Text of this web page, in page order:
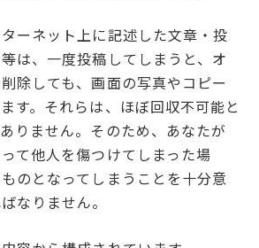
ーネット上に記述した文章・投
は、一度投稿してしまうと、オ
除しても、画面の写真やコピー
す。それらは、ほぼ回収不可能と
りません。そのため、あなたが
て他人を傷つけてしまった場
のとなってしまうことを十分意
なりません。